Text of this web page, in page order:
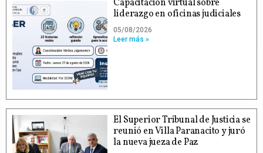
Capacitación virtual sobre
liderazgo en oficinas judiciales
05/08/2026
Leer más »
El Superior Tribunal de Justicia se
reunió en Villa Paranacito y juró
la nueva jueza de Paz